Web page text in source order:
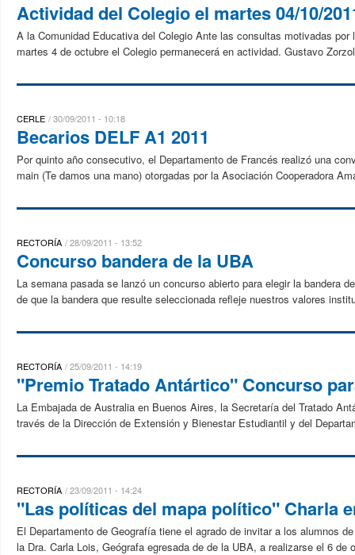
Actividad del Colegio el martes 04/10/
A la Comunidad Educativa del Colegio Ante las consultas motivadas
martes 4 de octubre el Colegio permanecerá en actividad. Gustavo
CERLE 30/09/2011 - 10:18
Becarios DELF A1 2011
Por quinto año consecutivo, el Departamento de Francés realizó una
main (Te damos una mano) otorgadas por la Asociación Cooperadora
RECTORÍA 28/09/2011 - 13:52
Concurso bandera de la UBA
La semana pasada se lanzó un concurso abierto para elegir la bandera
de que la bandera que resulte seleccionada refleje nuestros valores
RECTORÍA 25/09/2011 - 14:19
"Premio Tratado Antártico" Concurso
La Embajada de Australia en Buenos Aires, la Secretaría del Tratado
través de la Dirección de Extensión y Bienestar Estudiantil y del
RECTORÍA 23/09/2011 - 14:24
"Las políticas del mapa político" Charla
El Departamento de Geografía tiene el agrado de invitar a los alumnos
la Dra. Carla Lois, Geógrafa egresada de de la UBA, a realizarse el 6 de